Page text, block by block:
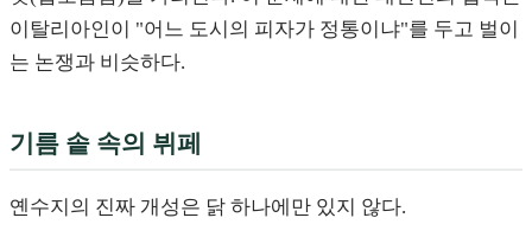
이탈리아인이 "어느 도시의 피자가 정통이냐"를 두고 벌이
는 논쟁과 비슷하다.
기름 솥 속의 뷔페
옌수지의 진짜 개성은 닭 하나에만 있지 않다.